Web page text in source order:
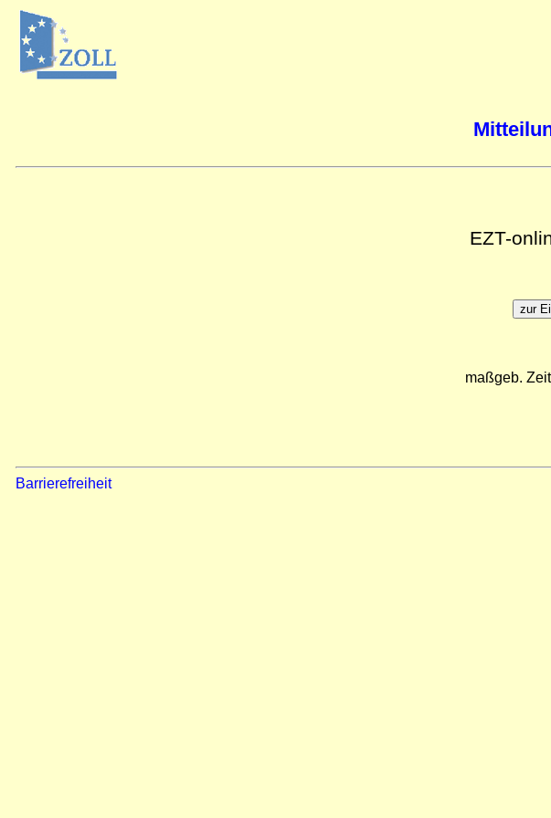
EZT-
maßgeb.
Barrierefreiheit